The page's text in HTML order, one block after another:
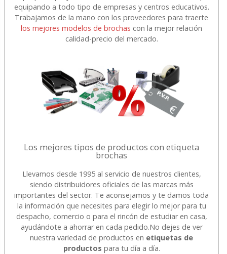
equipando a todo tipo de empresas y centros educativos.
Trabajamos de la mano con los proveedores para traerte
los mejores modelos de brochas con la mejor relación
calidad-precio del mercado.
Los mejores tipos de productos con etiqueta
brochas
Llevamos desde 1995 al servicio de nuestros clientes,
siendo distribuidores oficiales de las marcas más
importantes del sector. Te aconsejamos y te damos toda
la información que necesites para elegir lo mejor para tu
despacho, comercio o para el rincón de estudiar en casa,
ayudándote a ahorrar en cada pedido.No dejes de ver
nuestra variedad de productos en etiquetas de
productos para tu día a día.